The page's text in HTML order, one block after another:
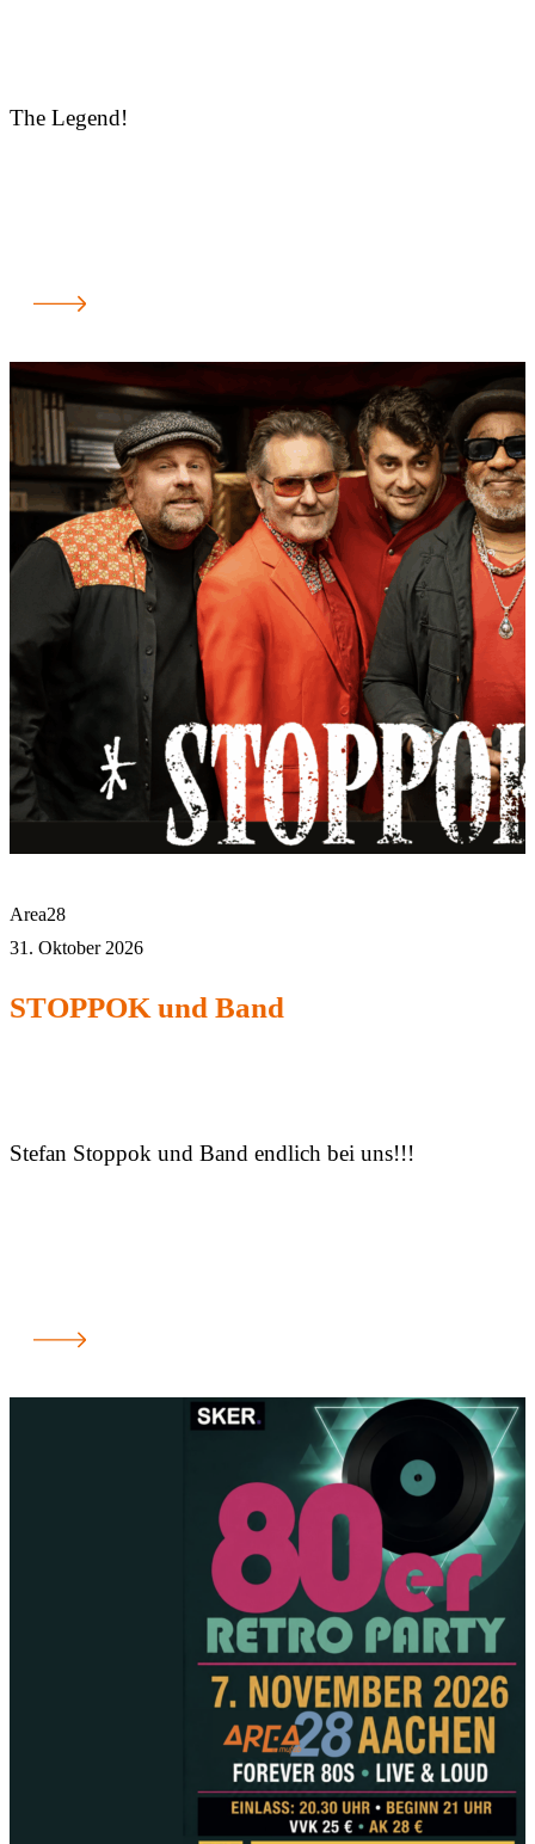
The Legend!
Area28
31. Oktober 2026
STOPPOK und Band
Stefan Stoppok und Band endlich bei uns!!!